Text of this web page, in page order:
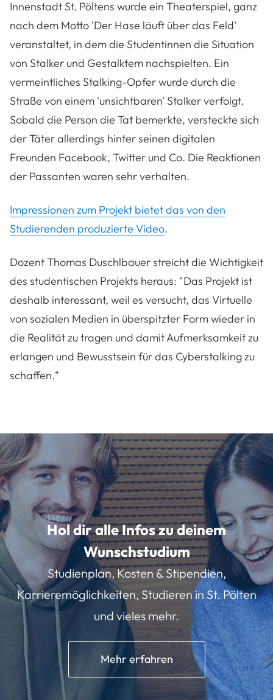
Innenstadt St. Pöltens wurde ein Theaterspiel, ganz
nach dem Motto 'Der Hase läuft über das Feld'
veranstaltet, in dem die Studentinnen die Situation
von Stalker und Gestalktem nachspielten. Ein
vermeintliches Stalking-Opfer wurde durch die
Straße von einem 'unsichtbaren' Stalker verfolgt.
Sobald die Person die Tat bemerkte, versteckte sich
der Täter allerdings hinter seinen digitalen
Freunden Facebook, Twitter und Co. Die Reaktionen
der Passanten waren sehr verhalten.
Impressionen zum Projekt bietet das von den
Studierenden produzierte Video.
Dozent Thomas Duschlbauer streicht die Wichtigkeit
des studentischen Projekts heraus: "Das Projekt ist
deshalb interessant, weil es versucht, das Virtuelle
von sozialen Medien in überspitzter Form wieder in
die Realität zu tragen und damit Aufmerksamkeit zu
erlangen und Bewusstsein für das Cyberstalking zu
schaffen."
Hol dir alle Infos zu deinem
Wunschstudium
Studienplan, Kosten & Stipendien,
Karrieremöglichkeiten, Studieren in St. Pölten
und vieles mehr.
Mehr erfahren